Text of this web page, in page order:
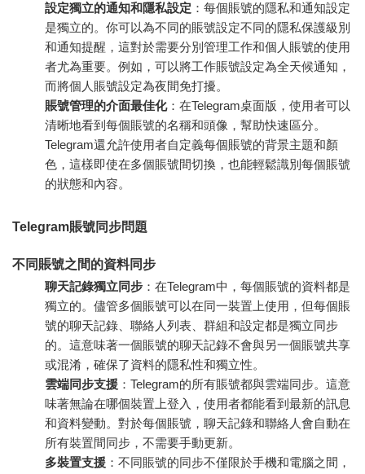
設定獨立的通知和隱私設定 ：每個賬號的隱私和通知設定
是獨立的。你可以為不同的賬號設定不同的隱私保護級別
和通知提醒，這對於需要分別管理工作和個人賬號的使用
者尤為重要。例如，可以將工作賬號設定為全天候通知，
而將個人賬號設定為夜間免打擾。
賬號管理的介面最佳化：在Telegram桌面版，使用者可以
清晰地看到每個賬號的名稱和頭像，幫助快速區分。
Telegram還允許使用者自定義每個賬號的背景主題和顏
色，這樣即使在多個賬號間切換，也能輕鬆識別每個賬號
的狀態和內容。
Telegram賬號同步問題
不同賬號之間的資料同步
聊天記錄獨立同步 ：在Telegram中，每個賬號的資料都是
獨立的。儘管多個賬號可以在同一裝置上使用，但每個賬
號的聊天記錄、聯絡人列表、群組和設定都是獨立同步
的。這意味著一個賬號的聊天記錄不會與另一個賬號共享
或混淆，確保了資料的隱私性和獨立性。
雲端同步支援 ：Telegram的所有賬號都與雲端同步。這意
味著無論在哪個裝置上登入，使用者都能看到最新的訊息
和資料變動。對於每個賬號，聊天記錄和聯絡人會自動在
所有裝置間同步，不需要手動更新。
多裝置支援 ：不同賬號的同步不僅限於手機和電腦之間，